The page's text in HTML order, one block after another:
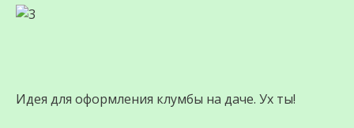
Идея для оформления клумбы на даче. Ух ты!